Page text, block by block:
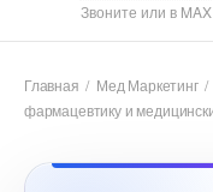
Звоните или в MAX
Главная / Мед Маркетин/
фармацевтику и